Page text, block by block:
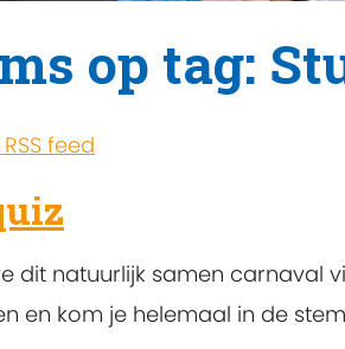
op tag:
feed
dit natuurlijk samen carnaval
en kom je helemaal in de